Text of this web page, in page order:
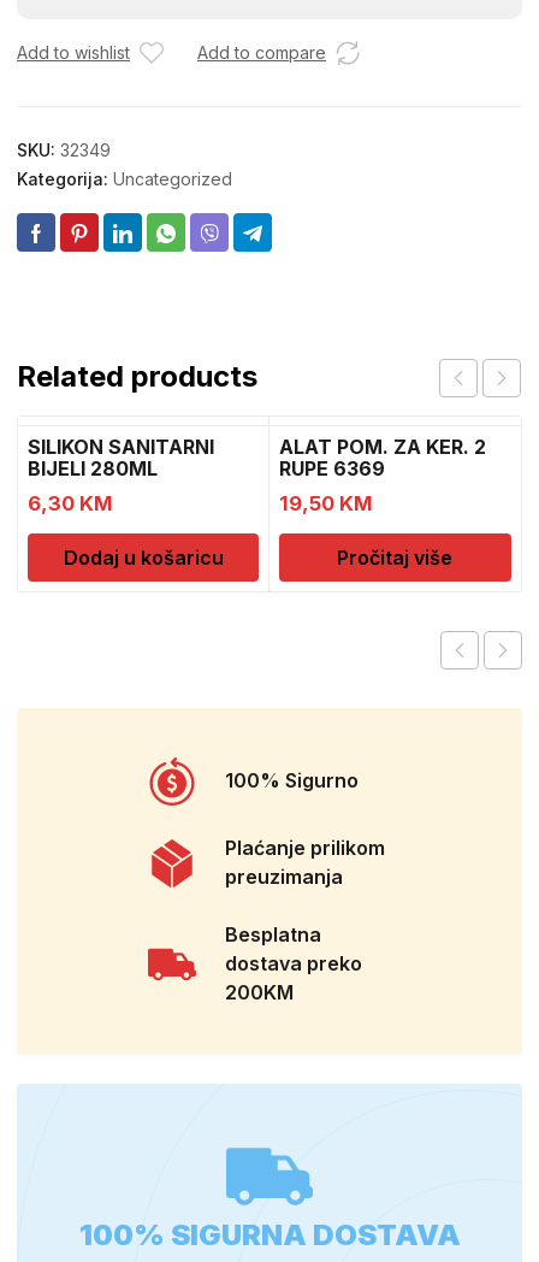
Add to wishlist Add to compare
SKU: 32349
Kategorija: Uncategorized
Related products
SILIKON SANITARNI
BIJELI 280ML
6,30 KM
Dodaj u košaricu
ALAT POM. ZA KER. 2
RUPE 6369
19,50 KM
Pročitaj više
100% Sigurno
Plaćanje prilikom
preuzimanja
Besplatna
dostava preko
200KM
100% SIGURNA DOSTAVA